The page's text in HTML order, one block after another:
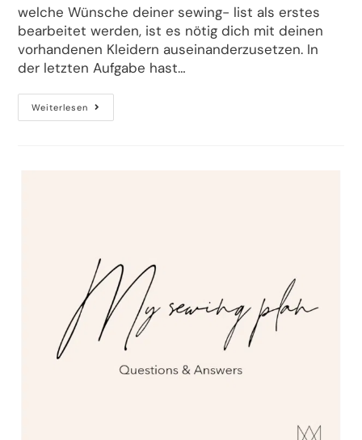
welche Wünsche deiner sewing- list als erstes
bearbeitet werden, ist es nötig dich mit deinen
vorhandenen Kleidern auseinanderzusetzen. In
der letzten Aufgabe hast…
Weiterlesen